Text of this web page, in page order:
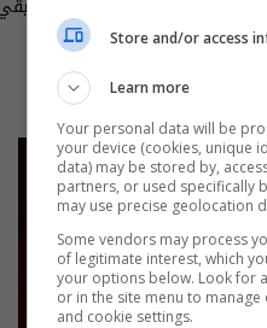
الى ١٤ آب ٢٠٢٦ | 2026
13:00 | 2026-08-06
Store and/or access
Learn more
Your personal data will be
your device (cookies, unique
data) may be stored by,
partners, or used specifically
may use precise geolocation
Some vendors may process
of legitimate interest, which
your options below. Look for
or in the site menu to
and cookie settings.